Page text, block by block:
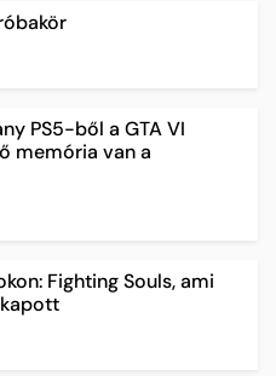
PS5-ből a GTA VI
memória van a
Fighting Souls, ami